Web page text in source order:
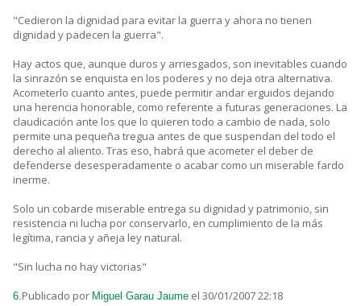
"Cedieron la dignidad para evitar la guerra y ahora no tienen
dignidad y padecen la guerra".
Hay actos que, aunque duros y arriesgados, son inevitables cuando
la sinrazón se enquista en los poderes y no deja otra alternativa.
Acometerlo cuanto antes, puede permitir andar erguidos dejando
una herencia honorable, como referente a futuras generaciones. La
claudicación ante los que lo quieren todo a cambio de nada, solo
permite una pequeña tregua antes de que suspendan del todo el
derecho al aliento. Tras eso, habrá que acometer el deber de
defenderse desesperadamente o acabar como un miserable fardo
inerme.
Solo un cobarde miserable entrega su dignidad y patrimonio, sin
resistencia ni lucha por conservarlo, en cumplimiento de la más
legítima, rancia y añeja ley natural.
"Sin lucha no hay victorias"
6.Publicado por Miguel Garau Jaume el 30/01/2007 22:18